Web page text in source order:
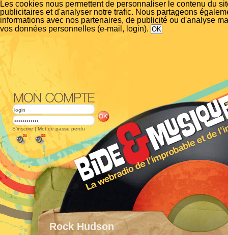
Les cookies nous permettent de personnaliser le contenu du
publicitaires et d'analyser notre trafic. Nous partageons
informations avec nos partenaires, de publicité ou d'analyse
vos données personnelles (e-mail, login).
S'inscrire | Mot de passe perdu
Rock Hudson